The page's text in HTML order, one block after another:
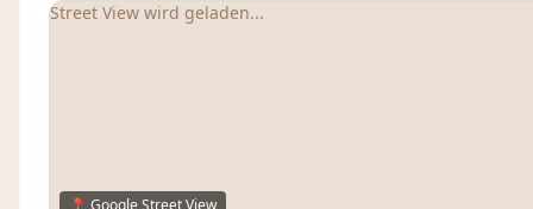
Street View wird geladen...
📍 Google Street View